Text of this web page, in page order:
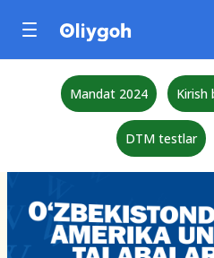
Mandat 2024 Kirish
DTM testlar